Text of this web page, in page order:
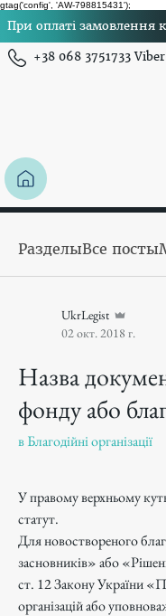
gtag('config', 'AW-798815431');
При оплаті замовлення
+38 068 3751733
РазделыВсе посты
UkrLegist
02 окт. 2018 г.
Назва
фонду або
вБлагодійні організації
У правому верхньому
статут.
Для новоствореного
засновників» або
ст. 12 Закону України
організацій або